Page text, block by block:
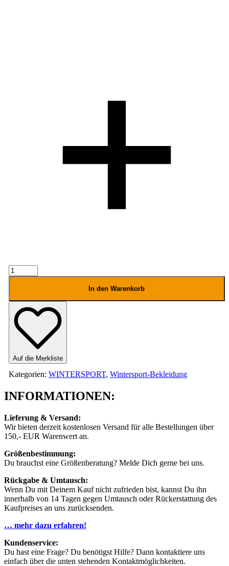
BILLABONG
ADIV
SNOWHOSE
DAMEN
Menge
In den Warenkorb
Auf die Merkliste
Kategorien: WINTERSPORT, Wintersport-Bekleidung
INFORMATIONEN:
Lieferung & Versand:
Wir bieten derzeit kostenlosen Versand für alle Bestellungen über
150,- EUR Warenwert an.
Größenbestimmung:
Du brauchst eine Größenberatung? Melde Dich gerne bei uns.
Rückgabe & Umtausch:
Wenn Du mit Deinem Kauf nicht zufrieden bist, kannst Du ihn
innerhalb von 14 Tagen gegen Umtausch oder Rückerstattung des
Kaufpreises an uns zurücksenden.
… mehr dazu erfahren!
Kundenservice:
Du hast eine Frage? Du benötigst Hilfe? Dann kontaktiere uns
einfach über die unten stehenden Kontaktmöglichkeiten.